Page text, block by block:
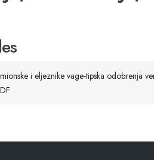
i eljeznike vage-tipska odobrenja